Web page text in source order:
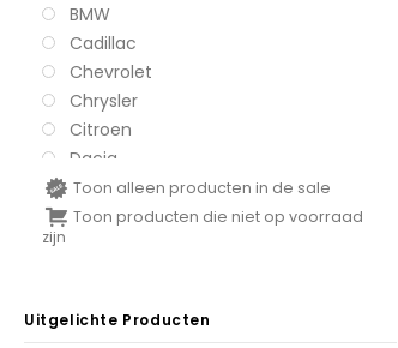
BMW
Cadillac
Chevrolet
Chrysler
Citroen
Dacia
Daihatsu
Dodge
Hyundai
Toon alleen producten in de sale
Toon producten die niet op voorraad
zijn
Uitgelichte Producten